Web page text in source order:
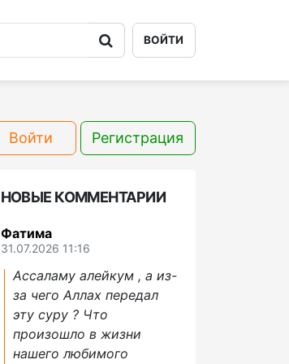
ВОЙТИ
Войти Регистрация
НОВЫЕ КОММЕНТАРИИ
Фатима
31.07.2026 11:16
Ассаламу алейкум , а из-
за чего Аллах передал
эту суру ? Что
произошло в жизни
нашего любимого